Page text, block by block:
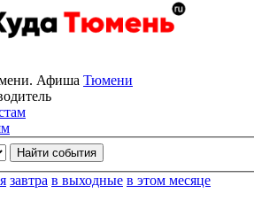
Афиша Тюмени
завтра в выходные в этом месяце